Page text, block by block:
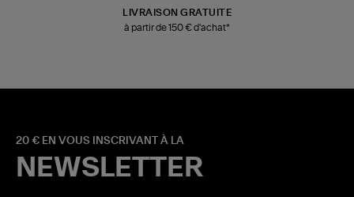
LIVRAISON GRATUITE
à partir de 150 € d'achat*
20 € EN VOUS INSCRIVANT À LA
NEWSLETTER